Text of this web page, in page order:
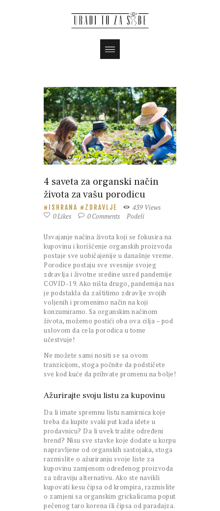
4 saveta za organski način
života za vašu porodicu
ISHRANA ZDRAVLJE 439 Views
0Likes 0Comments Podeli
Usvajanje načina života koji se fokusira na
kupovinu i korišćenje organskih proizvoda
postaje sve uobičajenije u današnje vreme.
Porodice postaju sve svesnije svojeg
zdravlja i životne sredine usred pandemije
COVID-19. Ako ništa drugo, pandemija nas
je podstakla da zaštitimo zdravlje svojih
voljenih i promenimo način na koji
konzumiramo. Sa organskim načinom
života, možemo postići oba ova cilja – pod
uslovom da cela porodica u tome
učestvuje!
Ne možete sami nositi se sa ovom
tranzicijom, stoga počnite da podstičete
sve kod kuće da prihvate promenu na bolje!
Ažurirajte svoju listu za kupovinu
Da li imate spremnu listu namirnica koje
treba da kupite svaki put kada idete u
prodavnicu? Da li uvek tražite određeni
brend? Nisu sve stavke koje dodate u korpu
napravljene od organskih sastojaka, stoga
razmislite o ažuriranju svoje liste za
kupovinu zamjenom određenog proizvoda
za zdraviju alternativu. Ako ste navikli
kupovati kesu čipsa od krompira, razmislite
o zamjeni sa organskim grickalicama poput
pečenog taro korena ili čipsa od paradajza.